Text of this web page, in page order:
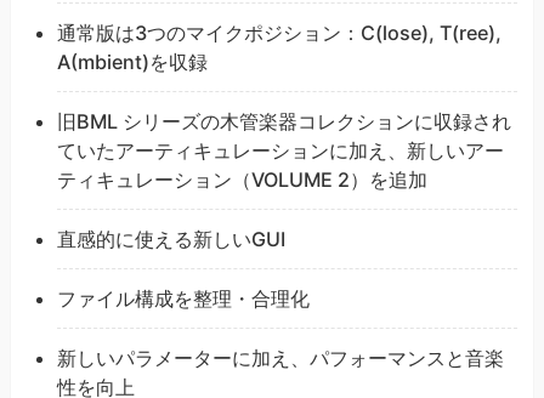
通常版は3つのマイクポジション：C(lose), T(ree),
A(mbient)を収録
旧BML シリーズの木管楽器コレクションに収録され
ていたアーティキュレーションに加え、新しいアー
ティキュレーション（VOLUME 2）を追加
直感的に使える新しいGUI
ファイル構成を整理・合理化
新しいパラメーターに加え、パフォーマンスと音楽
性を向上